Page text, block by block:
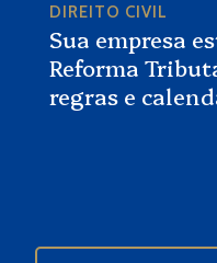
Sua empresa
Reforma
regras e
DIREITO CIVIL